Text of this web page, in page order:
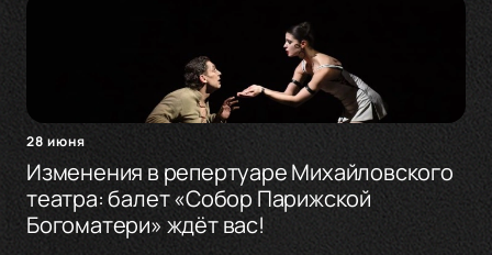
28 июня
Изменения в репертуаре Михайловского
театра: балет «Собор Парижской
Богоматери» ждёт вас!